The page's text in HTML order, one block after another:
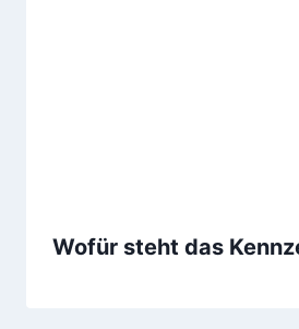
Wofür steht das